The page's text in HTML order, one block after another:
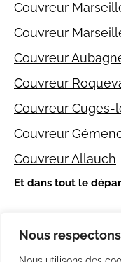
Nous
Couvreur
Couvreur
Couvreur
Couvreur
Couvreur Cuges-
Couvreur
Couvreur Allauch
Et dans tout le
Autres
Mentions légales